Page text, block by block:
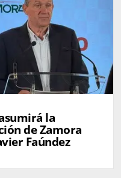
la
de Zamora
Faúndez